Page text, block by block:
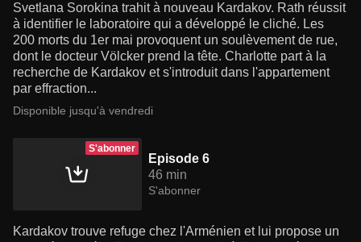
Svetlana Sorokina trahit à nouveau Kardakov. Rath réussit
à identifier le laboratoire qui a développé le cliché. Les
200 morts du 1er mai provoquent un soulèvement de rue,
dont le docteur Völcker prend la tête. Charlotte part à la
recherche de Kardakov et s'introduit dans l'appartement
par effraction...
Disponible jusqu'à vendredi
S'abonner
Episode 6
46 min
S'abonner
Kardakov trouve refuge chez l'Arménien et lui propose un